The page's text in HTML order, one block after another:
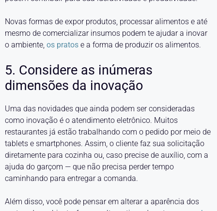
Novas formas de expor produtos, processar alimentos e até
mesmo de comercializar insumos podem te ajudar a inovar
o ambiente, os pratos e a forma de produzir os alimentos.
5. Considere as inúmeras
dimensões da inovação
Uma das novidades que ainda podem ser consideradas
como inovação é o atendimento eletrônico. Muitos
restaurantes já estão trabalhando com o pedido por meio de
tablets e smartphones. Assim, o cliente faz sua solicitação
diretamente para cozinha ou, caso precise de auxílio, com a
ajuda do garçom — que não precisa perder tempo
caminhando para entregar a comanda.
Além disso, você pode pensar em alterar a aparência dos